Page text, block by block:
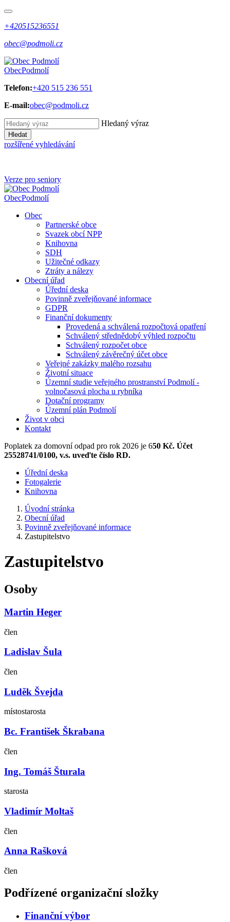
+420515236551
obec@podmoli.cz
ObecPodmolí
Telefon:+420 515 236 551
E-mail:obec@podmoli.cz
Hledaný výraz
Hledat
rozšířené vyhledávání
Verze pro seniory
ObecPodmolí
Obec
Partnerské obce
Svazek obcí NPP
Knihovna
SDH
Užitečné odkazy
Ztráty a nálezy
Obecní úřad
Úřední deska
Povinně zveřejňované informace
GDPR
Finanční dokumenty
Provedená a schválená rozpočtová opatření
Schválený střednědobý výhled rozpočtu
Schválený rozpočet obce
Schválený závěrečný účet obce
Veřejné zakázky malého rozsahu
Životní situace
Územní studie veřejného prostranství Podmolí -
volnočasová plocha u rybníka
Dotační programy
Územní plán Podmolí
Život v obci
Kontakt
Poplatek za domovní odpad pro rok 2026 je 650 Kč. Účet
25528741/0100, v.s. uveďte číslo RD.
Úřední deska
Fotogalerie
Knihovna
Úvodní stránka
Obecní úřad
Povinně zveřejňované informace
Zastupitelstvo
Zastupitelstvo
Osoby
Martin Heger
člen
Ladislav Šula
člen
Luděk Švejda
místostarosta
Bc. František Škrabana
člen
Ing. Tomáš Šturala
starosta
Vladimír Moltaš
člen
Anna Rašková
člen
Podřízené organizační složky
Finanční výbor